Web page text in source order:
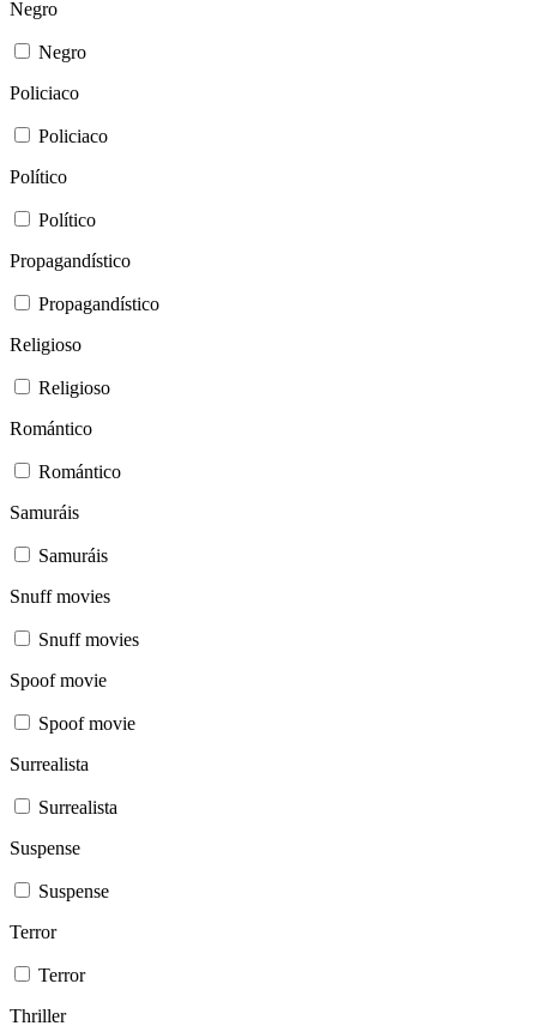
Negro
Negro
Policiaco
Policiaco
Político
Político
Propagandístico
Propagandístico
Religioso
Religioso
Romántico
Romántico
Samuráis
Samuráis
Snuff movies
Snuff movies
Spoof movie
Spoof movie
Surrealista
Surrealista
Suspense
Suspense
Terror
Terror
Thriller